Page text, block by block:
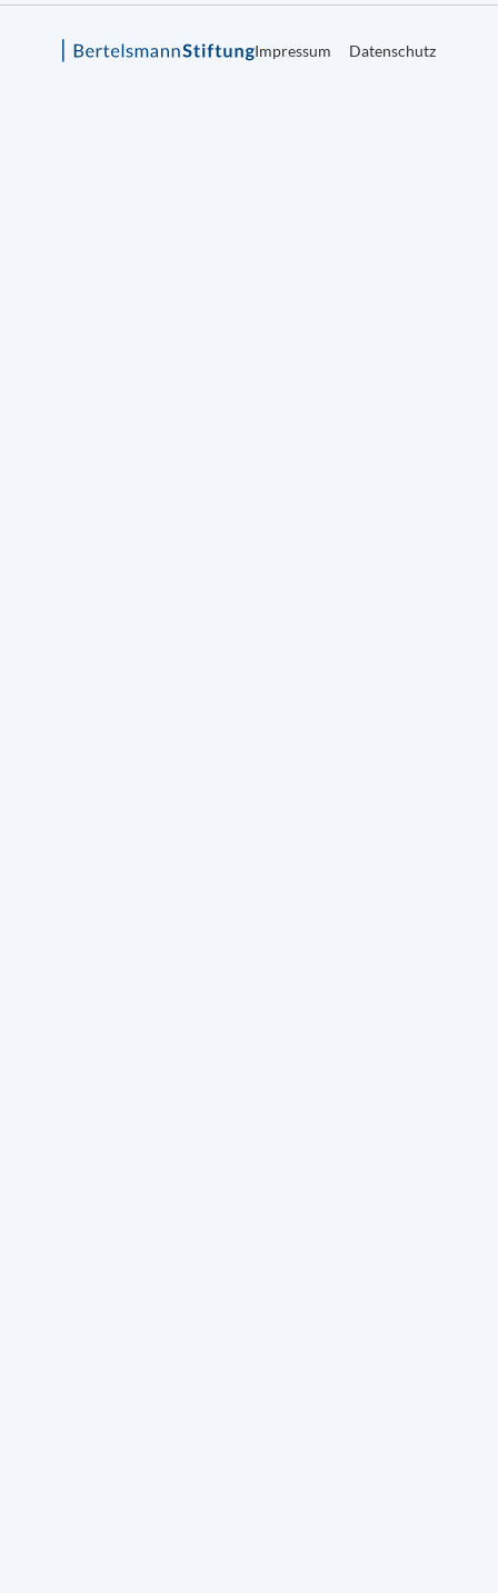
Impressum Datenschutz